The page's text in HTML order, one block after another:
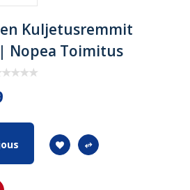
Kuljetusremmit
Nopea Toimitus